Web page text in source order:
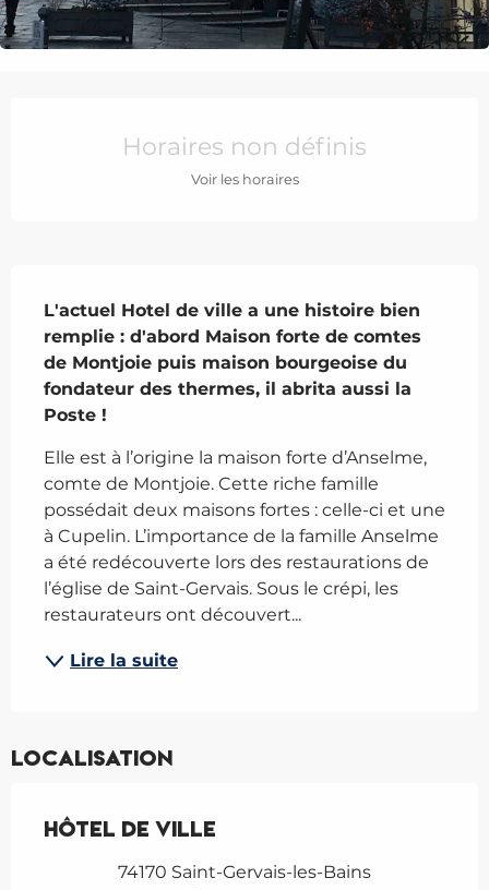
Horaires non définis
Voir les horaires
L'actuel Hotel de ville a une histoire bien
remplie : d'abord Maison forte de comtes
de Montjoie puis maison bourgeoise du
fondateur des thermes, il abrita aussi la
Poste !
Elle est à l’origine la maison forte d’Anselme,
comte de Montjoie. Cette riche famille
possédait deux maisons fortes : celle-ci et une
à Cupelin. L’importance de la famille Anselme
a été redécouverte lors des restaurations de
l’église de Saint-Gervais. Sous le crépi, les
restaurateurs ont découvert...
Lire la suite
Localisation
Hôtel de Ville
74170 Saint-Gervais-les-Bains